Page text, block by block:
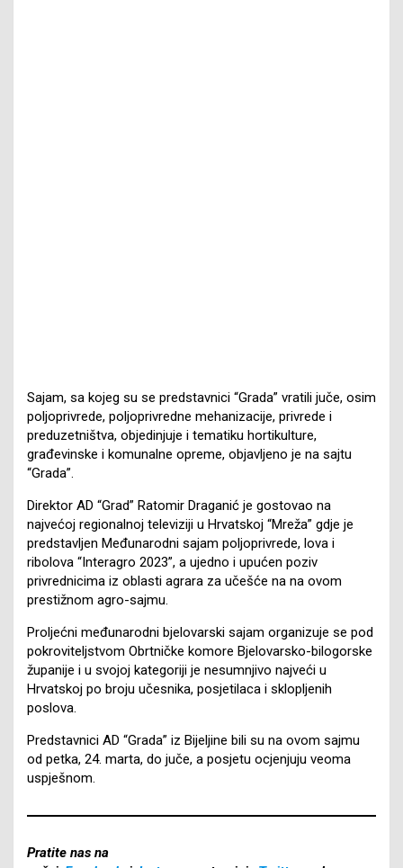
Sajam, sa kojeg su se predstavnici “Grada” vratili juče, osim
poljoprivrede, poljoprivredne mehanizacije, privrede i
preduzetništva, objedinjuje i tematiku hortikulture,
građevinske i komunalne opreme, objavljeno je na sajtu
“Grada”.
Direktor AD “Grad” Ratomir Draganić je gostovao na
najvećoj regionalnoj televiziji u Hrvatskoj “Mreža” gdje je
predstavljen Međunarodni sajam poljoprivrede, lova i
ribolova “Interagro 2023”, a ujedno i upućen poziv
privrednicima iz oblasti agrara za učešće na na ovom
prestižnom agro-sajmu.
Proljećni međunarodni bjelovarski sajam organizuje se pod
pokroviteljstvom Obrtničke komore Bjelovarsko-bilogorske
županije i u svojoj kategoriji je nesumnjivo najveći u
Hrvatskoj po broju učesnika, posjetilaca i sklopljenih
poslova.
Predstavnici AD “Grada” iz Bijeljine bili su na ovom sajmu
od petka, 24. marta, do juče, a posjetu ocjenjuju veoma
uspješnom.
Pratite nas na